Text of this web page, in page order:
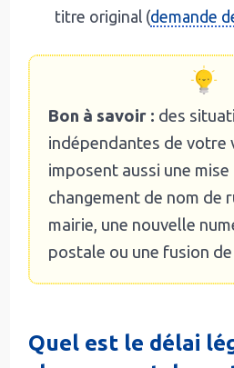
titre original (demande
Bon à savoir : des
indépendantes de votre
imposent aussi une mise
changement de nom de
mairie, une nouvelle
postale ou une fusion
Quel est le délai